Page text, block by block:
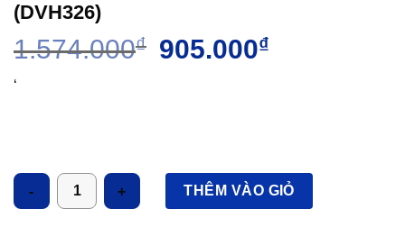
(DVH326)
1.574.000₫ Giá
905.000₫
‘
Số lượng
THÊM VÀO GIỎ